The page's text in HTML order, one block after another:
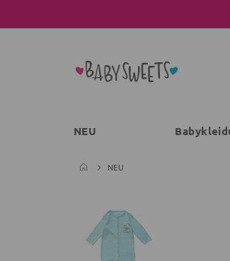
NEU
NEU